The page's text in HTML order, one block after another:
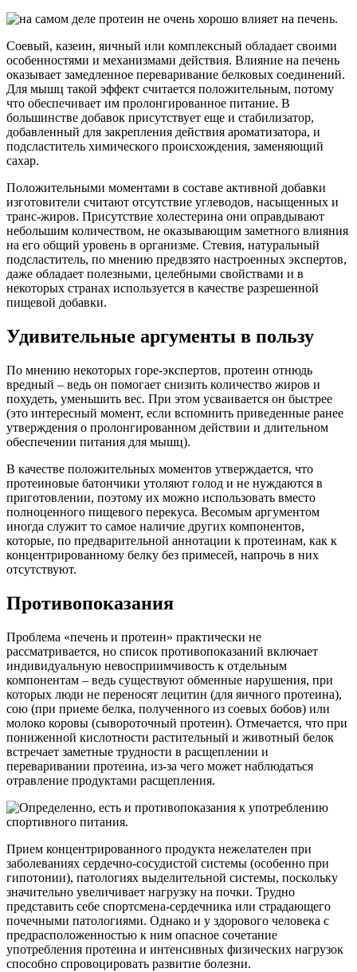
Соевый, казеин, яичный или комплексный обладает своими
особенностями и механизмами действия. Влияние на печень
оказывает замедленное переваривание белковых соединений.
Для мышц такой эффект считается положительным, потому
что обеспечивает им пролонгированное питание. В
большинстве добавок присутствует еще и стабилизатор,
добавленный для закрепления действия ароматизатора, и
подсластитель химического происхождения, заменяющий
сахар.
Положительными моментами в составе активной добавки
изготовители считают отсутствие углеводов, насыщенных и
транс-жиров. Присутствие холестерина они оправдывают
небольшим количеством, не оказывающим заметного влияния
на его общий уровень в организме. Стевия, натуральный
подсластитель, по мнению предвзято настроенных экспертов,
даже обладает полезными, целебными свойствами и в
некоторых странах используется в качестве разрешенной
пищевой добавки.
Удивительные аргументы в пользу
По мнению некоторых горе-экспертов, протеин отнюдь
вредный – ведь он помогает снизить количество жиров и
похудеть, уменьшить вес. При этом усваивается он быстрее
(это интересный момент, если вспомнить приведенные ранее
утверждения о пролонгированном действии и длительном
обеспечении питания для мышц).
В качестве положительных моментов утверждается, что
протеиновые батончики утоляют голод и не нуждаются в
приготовлении, поэтому их можно использовать вместо
полноценного пищевого перекуса. Весомым аргументом
иногда служит то самое наличие других компонентов,
которые, по предварительной аннотации к протеинам, как к
концентрированному белку без примесей, напрочь в них
отсутствуют.
Противопоказания
Проблема «печень и протеин» практически не
рассматривается, но список противопоказаний включает
индивидуальную невосприимчивость к отдельным
компонентам – ведь существуют обменные нарушения, при
которых люди не переносят лецитин (для яичного протеина),
сою (при приеме белка, полученного из соевых бобов) или
молоко коровы (сывороточный протеин). Отмечается, что при
пониженной кислотности растительный и животный белок
встречает заметные трудности в расщеплении и
переваривании протеина, из-за чего может наблюдаться
отравление продуктами расщепления.
Прием концентрированного продукта нежелателен при
заболеваниях сердечно-сосудистой системы (особенно при
гипотонии), патологиях выделительной системы, поскольку
значительно увеличивает нагрузку на почки. Трудно
представить себе спортсмена-сердечника или страдающего
почечными патологиями. Однако и у здорового человека с
предрасположенностью к ним опасное сочетание
употребления протеина и интенсивных физических нагрузок
способно спровоцировать развитие болезни.